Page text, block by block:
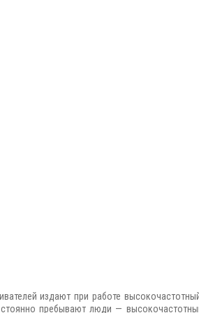
издают при работе
пребывают люди —